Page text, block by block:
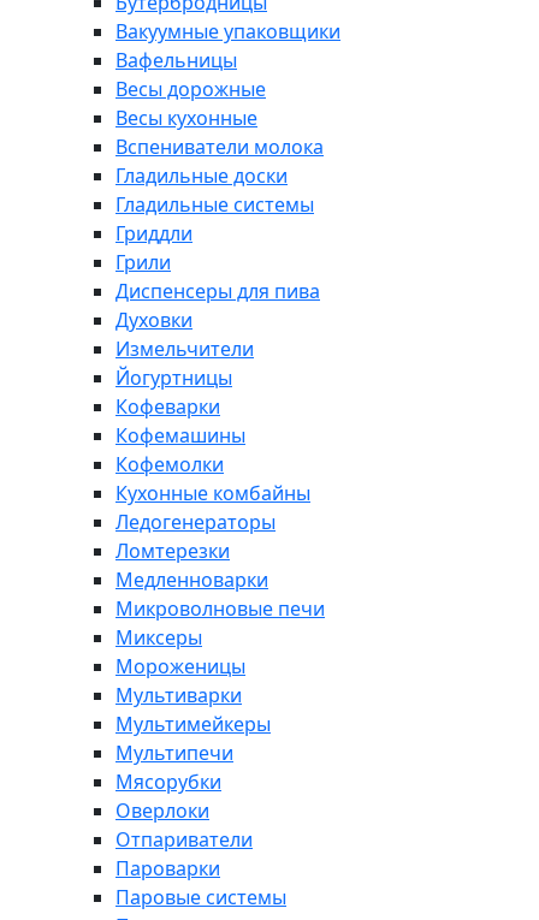
Вакуумные упаковщики
Вафельницы
Весы дорожные
Весы кухонные
Вспениватели молока
Гладильные доски
Гладильные системы
Гриддли
Грили
Диспенсеры для пива
Духовки
Измельчители
Йогуртницы
Кофеварки
Кофемашины
Кофемолки
Кухонные комбайны
Ледогенераторы
Ломтерезки
Медленноварки
Микроволновые печи
Миксеры
Мороженицы
Мультиварки
Мультимейкеры
Мультипечи
Мясорубки
Оверлоки
Отпариватели
Пароварки
Паровые системы